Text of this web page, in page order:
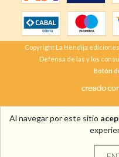
Al navegar por este sitio
Copyright La Hendija
Defensa de las y los
Botón